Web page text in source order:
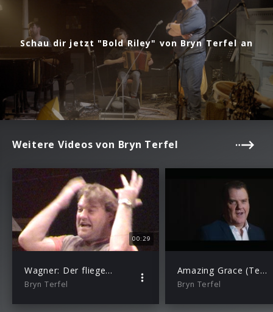
Schau dir jetzt "Bold Riley" von Bryn Terfel an
Weitere Videos von Bryn Terfel
00:29
Wagner: Der fliegende Holländer, WWV 63 / Act I: “Die Frist ist um” – “Ew’ge Vernichtung, nimm uns auf” (Feat. Bryn Terfel)
Bryn Terfel
Amazing Grace (Teaser)
Bryn Terfel